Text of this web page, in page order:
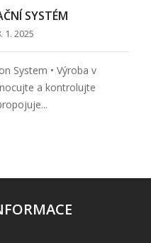
SYSTÉM
1. 2025
System • Výroba v
a kontrolujte